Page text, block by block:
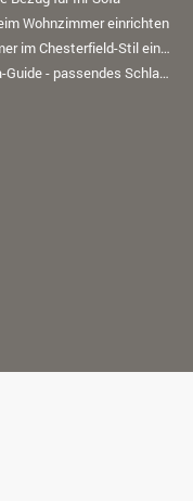
Wohnzimmer einrichten
Wohnzimmer im Chesterfield-Stil einrichten
Schlafsofa-Guide - passendes Schlafsofa finden